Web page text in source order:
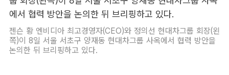
젠슨 황 엔비디아 최고경영자(CEO)와 정의선 현대차그룹 회장(왼
쪽)이 8일 서울 서초구 양재동 현대차그룹 사옥에서 협력 방안을
논의한 뒤 브리핑하고 있다.